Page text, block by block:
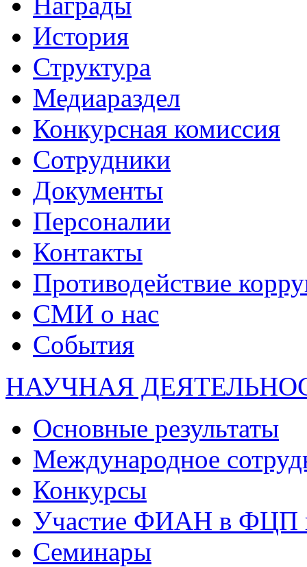
История
Структура
Медиараздел
Конкурсная комиссия
Сотрудники
Документы
Персоналии
Контакты
Противодействие
СМИ о нас
События
НАУЧНАЯ
Основные результаты
Международное
Конкурсы
Участие ФИАН в ФЦП
Семинары